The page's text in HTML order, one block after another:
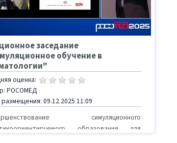
заседание
обучение в
оценка:
РОСОМЕД
09.12.2025 11:09
симуляционного
образования для